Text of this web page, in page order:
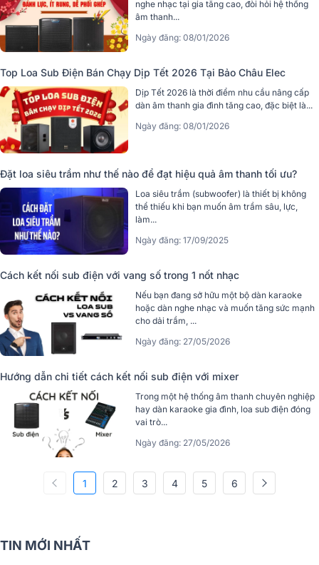
nghe nhạc tại gia tăng cao, đòi hỏi hệ thống
âm thanh...
Ngày đăng: 08/01/2026
Top Loa Sub Điện Bán Chạy Dịp Tết 2026 Tại Bảo Châu Elec
Dịp Tết 2026 là thời điểm nhu cầu nâng cấp
dàn âm thanh gia đình tăng cao, đặc biệt là...
Ngày đăng: 08/01/2026
Đặt loa siêu trầm như thế nào để đạt hiệu quả âm thanh tối ưu?
Loa siêu trầm (subwoofer) là thiết bị không
thể thiếu khi bạn muốn âm trầm sâu, lực,
làm...
Ngày đăng: 17/09/2025
Cách kết nối sub điện với vang số trong 1 nốt nhạc
Nếu bạn đang sở hữu một bộ dàn karaoke
hoặc dàn nghe nhạc và muốn tăng sức mạnh
cho dải trầm, ...
Ngày đăng: 27/05/2026
Hướng dẫn chi tiết cách kết nối sub điện với mixer
Trong một hệ thống âm thanh chuyên nghiệp
hay dàn karaoke gia đình, loa sub điện đóng
vai trò...
Ngày đăng: 27/05/2026
1 2 3 4 5 6
TIN MỚI NHẤT